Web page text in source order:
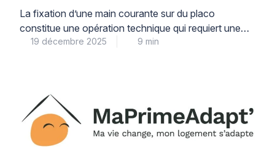
La fixation d’une main courante sur du placo
constitue une opération technique qui requiert une
méthodologie précise pour garantir une installation
caractéristiques du support et des solutions
d’ancrage appropriées. En effet, les plaques de plâtre
présentent des […]
19 décembre 2025 9 min